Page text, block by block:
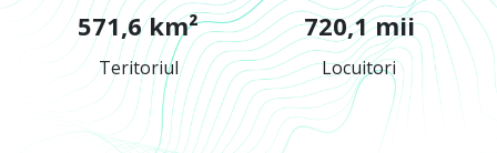
571,6 km²
Teritoriul
720,1 mii
Locuitori